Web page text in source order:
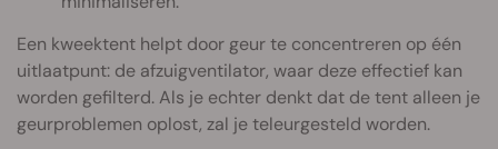
Een kweektent helpt door geur te concentreren op één
uitlaatpunt: de afzuigventilator, waar deze effectief kan
worden gefilterd. Als je echter denkt dat de tent alleen je
geurproblemen oplost, zal je teleurgesteld worden.